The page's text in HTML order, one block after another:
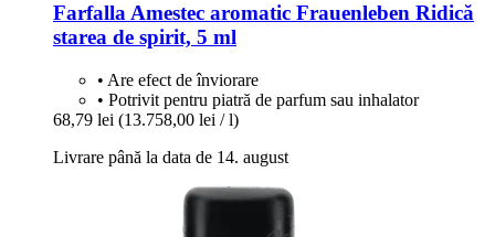
Farfalla Amestec aromatic Frauenleben Ridică
starea de spirit, 5 ml
• Are efect de înviorare
• Potrivit pentru piatră de parfum sau inhalator
68,79 lei (13.758,00 lei / l)
Livrare până la data de 14. august